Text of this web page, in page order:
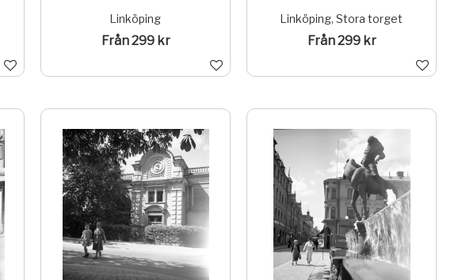
Linköping
Från 299 kr
Linköping, Stora torget
Från 299 kr